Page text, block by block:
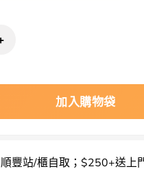
Point Eyeshadow
加入購物袋
豐站/櫃自取；$250+送上